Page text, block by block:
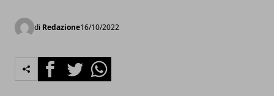
di Redazione16/10/2022
FacebookTwitterWhatsapp